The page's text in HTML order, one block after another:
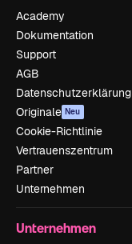
Academy
Dokumentation
Support
AGB
Datenschutzerklärung
Originale Neu
Cookie-Richtlinie
Vertrauenszentrum
Partner
Unternehmen
Unternehmen